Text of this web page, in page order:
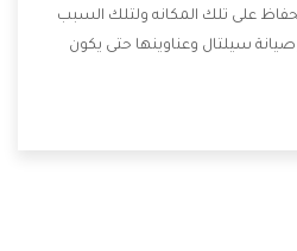
على تلك المكانه ولتلك السبب
سيلتال وعناوينها حتى يكون
ما يحتاجه المستهلك لكى نحافظ